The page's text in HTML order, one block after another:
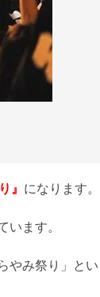
』 になります。
います。
やみ祭り」とい